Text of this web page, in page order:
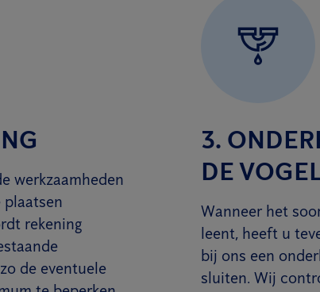
werkzaamheden
plaatsen
rekening
de eventuele
3.
DE
Wanneer het
leent, heeft u
bij ons een
sluiten. Wij